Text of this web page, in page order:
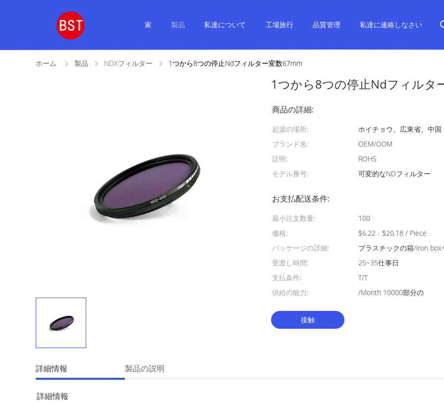
家 製品 私達について 工場旅行 品質管理 私達に連絡しなさい
ホーム 製品 NDXフィルター 1つから8つの停止Ndフィルター変数67mm
1つから8つの停止Ndフィルタ
商品の詳細:
起源の場所:
ホイチョウ、広東省、中国
ブランド名:
OEM/ODM
証明:
ROHS
モデル番号:
可変的なNDフィルター
お支払配送条件:
最小注文数量:
100
価格:
$6.22 - $20.18 / Piece
パッケージの詳細:
プラスチックの箱/iron
受渡し時間:
25~35仕事日
支払条件:
T/T
供給の能力:
/Month 10000部分の
接触
詳細情報 製品の説明
詳細情報